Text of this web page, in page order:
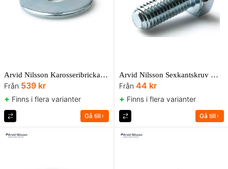
Arvid Nilsson Karosseribricka SRKB 140 HV FZB UBox
Från 539 kr
+ Finns i flera varianter
Gå till
Arvid Nilsson Sexkantskruv M6S-H helgängad 8.8 ISO 4017 FZB AN Box
Från 44 kr
+ Finns i flera varianter
Gå till